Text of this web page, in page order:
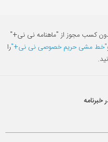
کسب مجوز از "ماهنامه نی نی+"
"خط مشی حریم خصوصی نی نی+"را